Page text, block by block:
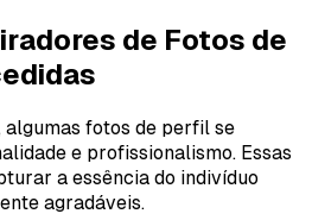
de Fotos de
fotos de perfil se
e profissionalismo. Essas
a essência do indivíduo
agradáveis.